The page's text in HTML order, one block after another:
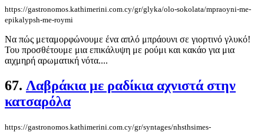
https://gastronomos.kathimerini.com.cy/gr/glyka/olo-sokolata/mpraoyni-me-
epikalypsh-me-roymi
Να πώς μεταμορφώνουμε ένα απλό μπράουνι σε γιορτινό γλυκό!
Του προσθέτουμε μια επικάλυψη με ρούμι και κακάο για μια
αιχμηρή αρωματική νότα....
67. Λαβράκια με ραδίκια αχνιστά στην
κατσαρόλα
https://gastronomos.kathimerini.com.cy/gr/syntages/nhsthsimes-